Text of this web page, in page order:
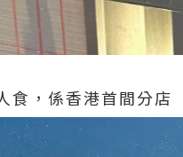
食，係香港首間分店